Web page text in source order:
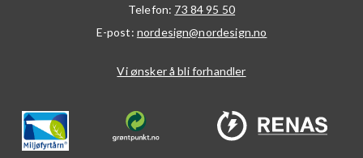
Telefon: 73 84 95 50
E-post: nordesign@nordesign.no
Vi ønsker å bli forhandler